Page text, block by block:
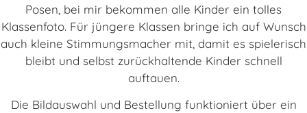
Posen, bei mir bekommen alle Kinder ein tolles
Klassenfoto. Für jüngere Klassen bringe ich auf Wunsch
auch kleine Stimmungsmacher mit, damit es spielerisch
bleibt und selbst zurückhaltende Kinder schnell
auftauen.
Die Bildauswahl und Bestellung funktioniert über ein